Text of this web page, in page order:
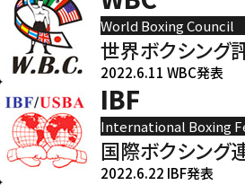
World Boxing Council
世界ボクシング
2022.6.11 WBC発表
IBF
International Boxing
国際ボクシング
2022.6.22 IBF発表